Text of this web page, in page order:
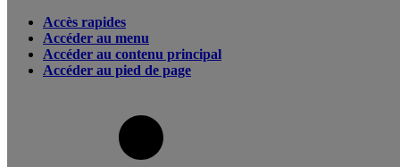
Accès rapides
Accéder au menu
Accéder au contenu principal
Accéder au pied de page